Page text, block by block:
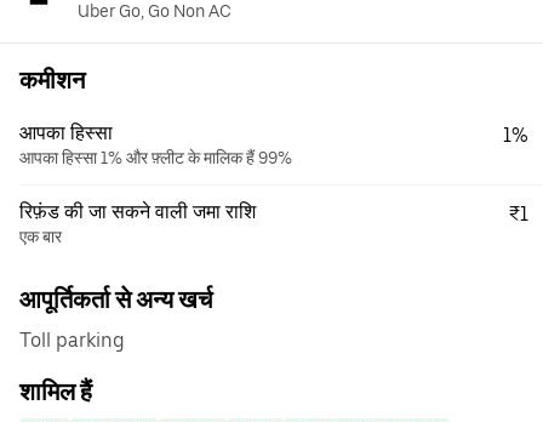
Uber Go, Go Non AC
कमीशन
आपका हिस्सा
आपका हिस्सा 1% और फ़्लीट के मालिक हैं 99%
1%
रिफ़ंड की जा सकने वाली जमा राशि
एक बार
₹1
आपूर्तिकर्ता से अन्य खर्च
Toll parking
शामिल हैं